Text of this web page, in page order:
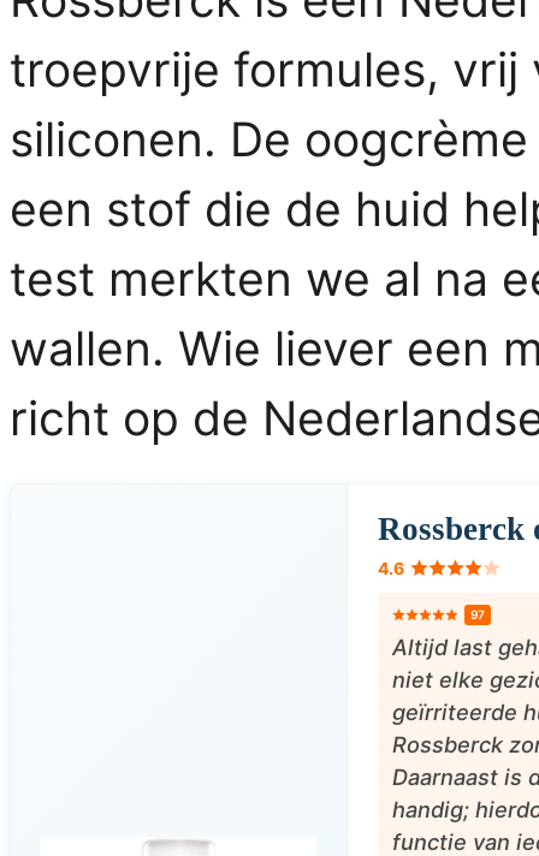
troepvrije formules, vrij
siliconen. De
een stof die de huid
test merkten we al na
wallen. Wie liever een
richt op de
Rossberck
4.6
97
Altijd last
niet elke
geïrriteerde
Rossberck
Daarnaast is
handig;
functie van